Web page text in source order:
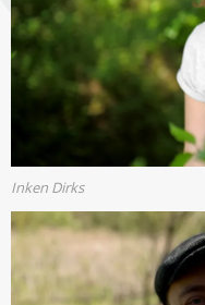
Inken Dirks